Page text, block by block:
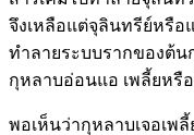
จึงเหลือแต่จุลินทรีย์หรือ
ทำลายระบบรากของต้
กุหลาบอ่อนแอ เพลี้ยหรื
พอเห็นว่ากุหลาบเจอเพ